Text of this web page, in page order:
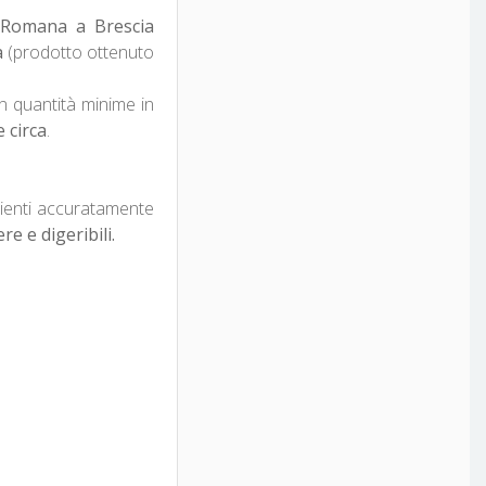
a Brescia
(prodotto ottenuto
quantità minime in
circa.
accuratamente
e digeribili.